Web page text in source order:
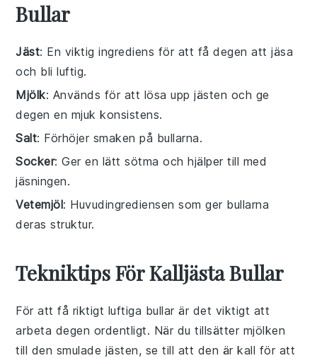
Bullar
Jäst: En viktig ingrediens för att få degen att jäsa
och bli luftig.
Mjölk: Används för att lösa upp jästen och ge
degen en mjuk konsistens.
Salt: Förhöjer smaken på bullarna.
Socker: Ger en lätt sötma och hjälper till med
jäsningen.
Vetemjöl: Huvudingrediensen som ger bullarna
deras struktur.
Tekniktips För Kalljästa Bullar
För att få riktigt luftiga bullar är det viktigt att
arbeta degen ordentligt. När du tillsätter mjölken
till den smulade jästen, se till att den är kall för att